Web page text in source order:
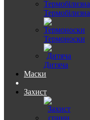
Термобілизна
Термоноски
Дитяча
Маски
Захист